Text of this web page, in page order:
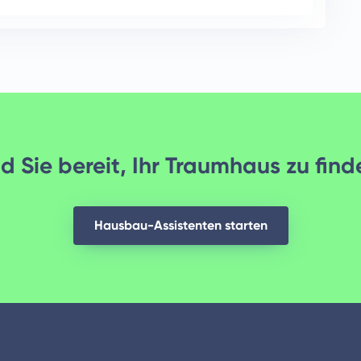
Sie bereit, Ihr Traumhaus zu
Hausbau-Assistenten starten